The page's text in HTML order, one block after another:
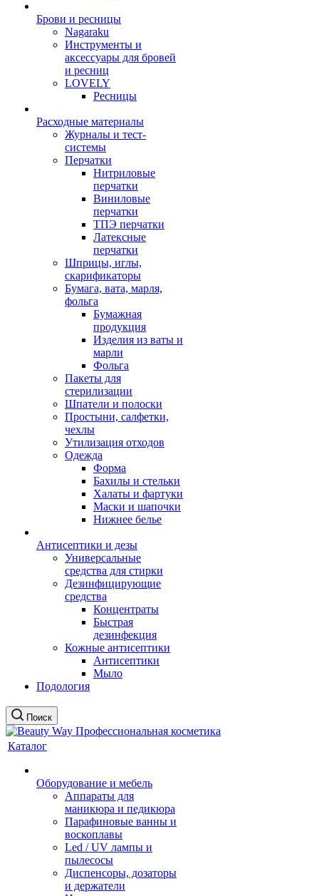
Брови и ресницы
Nagaraku
Инструменты и
аксессуары для бровей
и ресниц
LOVELY
Ресницы
Расходные материалы
Журналы и тест-
системы
Перчатки
Нитриловые
перчатки
Виниловые
перчатки
ТПЭ перчатки
Латексные
перчатки
Шприцы, иглы,
скарификаторы
Бумага, вата, марля,
фольга
Бумажная
продукция
Изделия из ваты и
марли
Фольга
Пакеты для
стерилизации
Шпатели и полоски
Простыни, салфетки,
чехлы
Утилизация отходов
Одежда
Форма
Бахилы и стельки
Халаты и фартуки
Маски и шапочки
Нижнее белье
Антисептики и дезы
Универсальные
средства для стирки
Дезинфицирующие
средства
Концентраты
Быстрая
дезинфекция
Кожные антисептики
Антисептики
Мыло
Подология
Поиск
Каталог
Оборудование и мебель
Аппараты для
маникюра и педикюра
Парафиновые ванны и
воскоплавы
Led / UV лампы и
пылесосы
Диспенсоры, дозаторы
и держатели